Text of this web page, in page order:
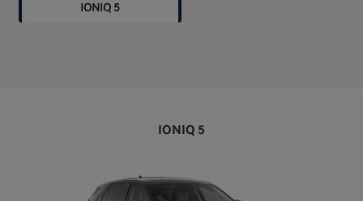
IONIQ 5
IONIQ 5